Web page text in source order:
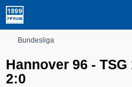
Bundesliga
Hannover 96 -
2:0